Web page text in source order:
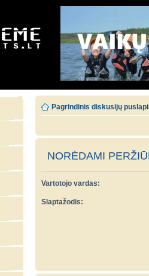
Pagrindinis diskusijų
NORĖDAMI
Vartotojo vardas:
Slaptažodis: